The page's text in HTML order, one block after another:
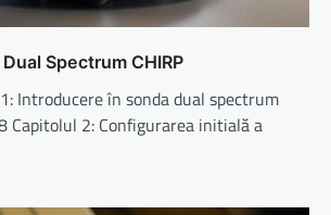
Spectrum CHIRP
Introducere în sonda dual spectrum
Capitolul 2: Configurarea initială a